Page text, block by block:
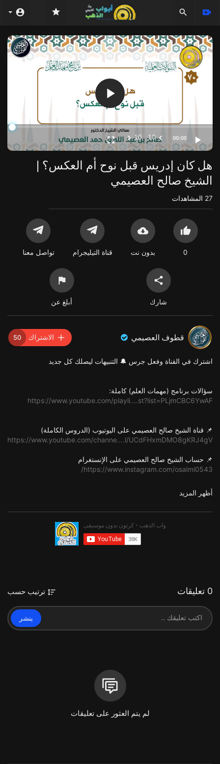
Video
Player
00:00
10
10
هل كان إدريس قبل نوح أم العكس؟ |
الشيخ صالح العصيمي
27 المشاهدات
0 بدون نت قناة التيليجرام تواصل معنا
شارك أبلغ عن
قطوف العصيمي الاشتراك 50
اشترك في القناة وفعل جرس 🔔 التنبيهات ليصلك كل جديد
سؤالات برنامج (مهمات العلم) كاملة:
https://www.youtube.com/playli....st?list=PLjmCBC6YwAF
📌 قناة الشيخ صالح العصيمي على اليوتيوب (الدروس الكاملة)
https://www.youtube.com/channe....l/UCdFHxmDMO8gKRJ4gV
📌 حساب الشيخ صالح العصيمي على الإنستغرام
https://www.instagram.com/osaimi0543/
📌 قناة الشيخ صالح العصيمي على التلغرام (الدروس الكاملة)
📌 موقع الشيخ صالح العصيمي
📌 قناة قطوف العصيمي (المقاطع القصيرة)
https://www.youtube.com/channe....l/UC1M2LA5PSBQPg11C2
📌 قناة (قطوف العصيمي) على التلغرام
📌 مجموعة الشيخ صالح العصيمي على الواتساب
https://chat.whatsapp.com/Bs1AttNsUzy1aFjiyQv80e
أظهر المزيد
0 تعليقات ترتيب حسب
ينشر
لم يتم العثور على تعليقات